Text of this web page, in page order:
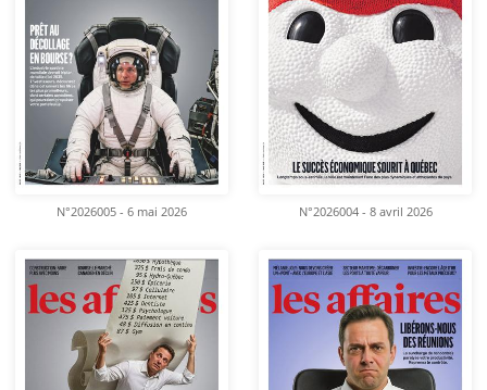
N°2026005 - 6 mai 2026 N°2026004 - 8 avril 2026